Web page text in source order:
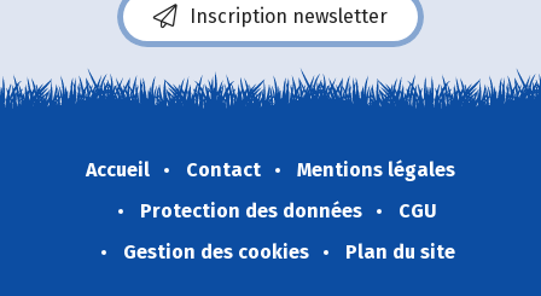
Inscription newsletter
Accueil Contact
Mentions légales
Protection des données
CGU
Gestion des cookies
Plan du site